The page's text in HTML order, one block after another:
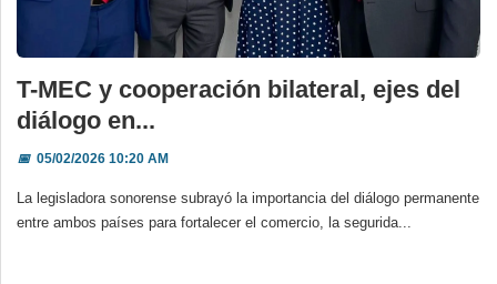
T-MEC y cooperación bilateral, ejes del
diálogo en...
📅05/02/2026 10:20 AM
La legisladora sonorense subrayó la importancia del diálogo permanente
entre ambos países para fortalecer el comercio, la segurida...